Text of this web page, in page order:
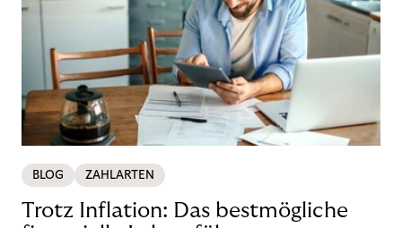
BLOG ZAHLARTEN
Trotz Inflation: Das bestmögliche